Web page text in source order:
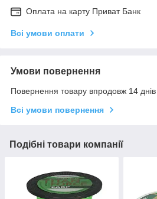
Оплата на карту Приват Банк
Всі умови оплати
Умови повернення
Повернення товару впродовж 14
Всі умови повернення
Подібні товари компанії